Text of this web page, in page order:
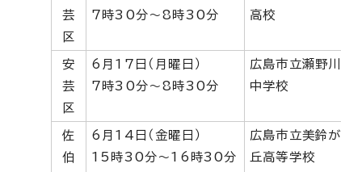
芸
区
7時30分～8時30分
高校
安
芸
区
6月17日（月曜日）
7時30分～8時30分
広島市立瀬野川
中学校
佐
伯
6月14日（金曜日）
15時30分～16時30分
広島市立美鈴が
丘高等学校